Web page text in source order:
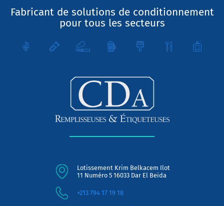
Fabricant de solutions de conditionnement
pour tous les secteurs
Lotissement Krim Belkacem Ilot
11 Numéro 5 16033 Dar El Beïda
+213 794 17 19 18